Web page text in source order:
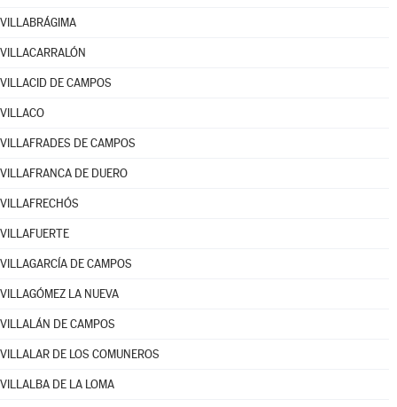
VILLABRÁGIMA
VILLACARRALÓN
VILLACID DE CAMPOS
VILLACO
VILLAFRADES DE CAMPOS
VILLAFRANCA DE DUERO
VILLAFRECHÓS
VILLAFUERTE
VILLAGARCÍA DE CAMPOS
VILLAGÓMEZ LA NUEVA
VILLALÁN DE CAMPOS
VILLALAR DE LOS COMUNEROS
VILLALBA DE LA LOMA